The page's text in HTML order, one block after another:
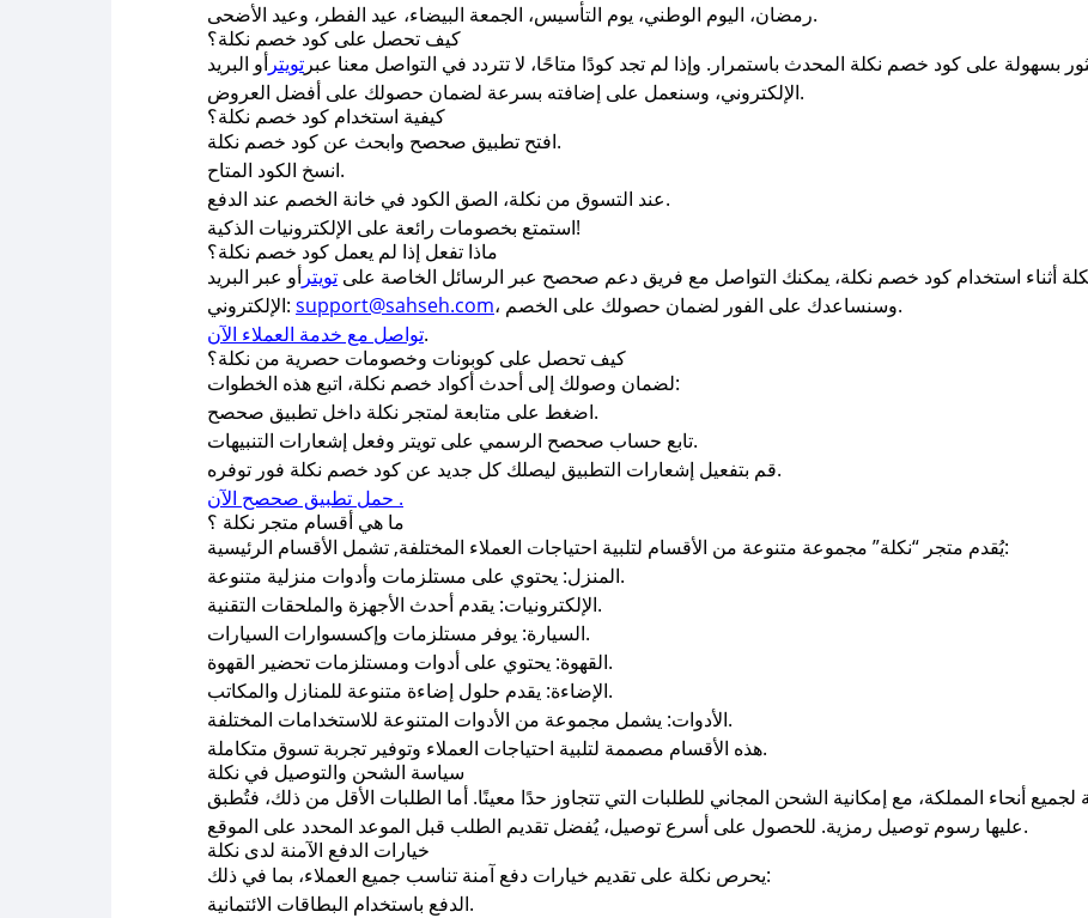
رمضان، اليوم الوطني، يوم التأسيس، الجمعة البيضاء، عيد الفطر، وعيد الأضحى.
كيف تحصل على كود خصم نكلة؟
على كود خصم نكلة المحدث باستمرار. وإذا لم تجد كودًا متاحًا، لا تتردد في التواصل معنا عبر تويتر أو البريد
الإلكتروني، وسنعمل على إضافته بسرعة لضمان حصولك على أفضل العروض.
كيفية استخدام كود خصم نكلة؟
افتح تطبيق صحصح وابحث عن كود خصم نكلة.
انسخ الكود المتاح.
عند التسوق من نكلة، الصق الكود في خانة الخصم عند الدفع.
استمتع بخصومات رائعة على الإلكترونيات الذكية!
ماذا تفعل إذا لم يعمل كود خصم نكلة؟
أثناء استخدام كود خصم نكلة، يمكنك التواصل مع فريق دعم صحصح عبر الرسائل الخاصة على تويتر أو عبر البريد
الإلكتروني: support@sahseh.com
، وسنساعدك على الفور لضمان حصولك على الخصم.
تواصل مع خدمة العملاء الآن.
كيف تحصل على كوبونات وخصومات حصرية من نكلة؟
لضمان وصولك إلى أحدث أكواد خصم نكلة، اتبع هذه الخطوات:
اضغط على متابعة لمتجر نكلة داخل تطبيق صحصح.
تابع حساب صحصح الرسمي على تويتر وفعل إشعارات التنبيهات.
قم بتفعيل إشعارات التطبيق ليصلك كل جديد عن كود خصم نكلة فور توفره.
حمل تطبيق صحصح الآن .
ما هي أقسام متجر نكلة ؟
يُقدم متجر “نكلة” مجموعة متنوعة من الأقسام لتلبية احتياجات العملاء المختلفة, تشمل الأقسام الرئيسية:
المنزل: يحتوي على مستلزمات وأدوات منزلية متنوعة.
الإلكترونيات: يقدم أحدث الأجهزة والملحقات التقنية.
السيارة: يوفر مستلزمات وإكسسوارات السيارات.
القهوة: يحتوي على أدوات ومستلزمات تحضير القهوة.
الإضاءة: يقدم حلول إضاءة متنوعة للمنازل والمكاتب.
الأدوات: يشمل مجموعة من الأدوات المتنوعة للاستخدامات المختلفة.
هذه الأقسام مصممة لتلبية احتياجات العملاء وتوفير تجربة تسوق متكاملة.
سياسة الشحن والتوصيل في نكلة
أنحاء المملكة، مع إمكانية الشحن المجاني للطلبات التي تتجاوز حدًا معينًا. أما الطلبات الأقل من ذلك، فتُطبق
عليها رسوم توصيل رمزية. للحصول على أسرع توصيل، يُفضل تقديم الطلب قبل الموعد المحدد على الموقع.
خيارات الدفع الآمنة لدى نكلة
يحرص نكلة على تقديم خيارات دفع آمنة تناسب جميع العملاء، بما في ذلك:
الدفع باستخدام البطاقات الائتمانية.